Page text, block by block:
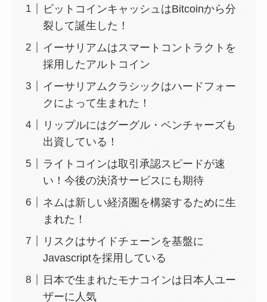
ビットコインキャッシュはBitcoinから分
裂して誕生した！
イーサリアムはスマートコントラクトを
採用したアルトコイン
イーサリアムクラシックはハードフォー
クによって生まれた！
リップルにはグーグル・ベンチャーズも
出資している！
ライトコインは取引承認スピードが速
い！今後の決済サービスにも期待
ネムは新しい経済圏を構築するために生
まれた！
リスクはサイドチェーンを基盤に
Javascriptを採用している
日本で生まれたモナコインは日本人ユー
ザーに人気